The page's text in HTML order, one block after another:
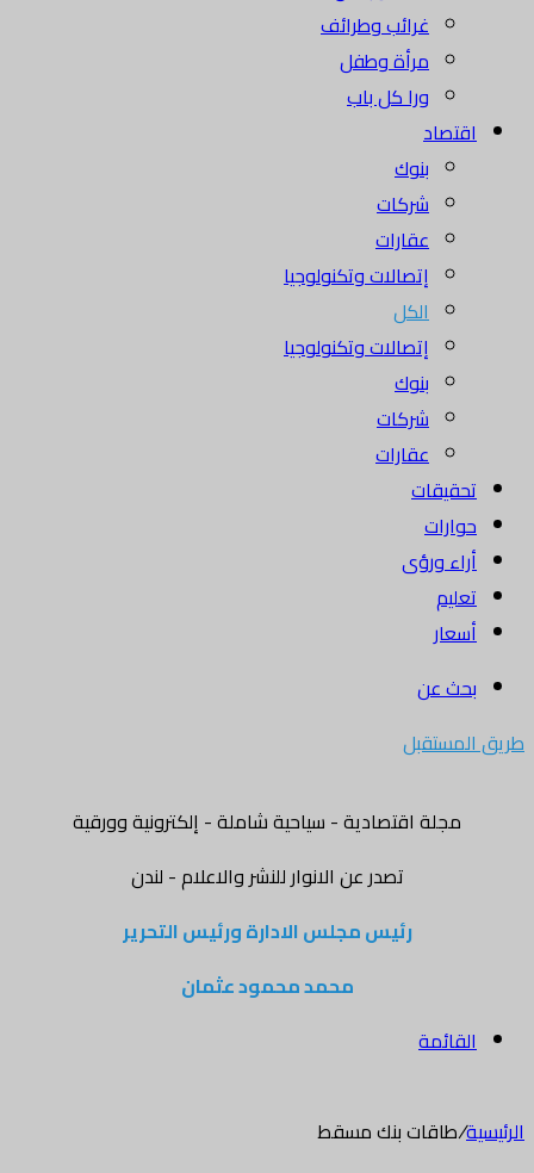
غرائب وطرائف
مرأة وطفل
ورا كل باب
اقتصاد
بنوك
شركات
عقارات
إتصالات وتكنولوجيا
الكل
إتصالات وتكنولوجيا
بنوك
شركات
عقارات
تحقيقات
حوارات
أراء ورؤى
تعليم
أسعار
بحث عن
طريق المستقبل
مجلة اقتصادية - سياحية شاملة - إلكترونية وورقية
تصدر عن الانوار للنشر والاعلام - لندن
رئيس مجلس الادارة ورئيس التحرير
محمد محمود عثمان
القائمة
الرئيسية/طاقات بنك مسقط